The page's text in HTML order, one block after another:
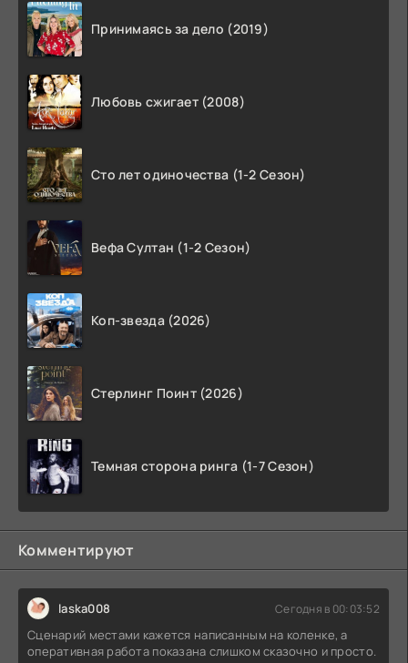
Принимаясь за дело (2019)
Любовь сжигает (2008)
Сто лет одиночества (1-2 Сезон)
Вефа Султан (1-2 Сезон)
Коп-звезда (2026)
Стерлинг Поинт (2026)
Темная сторона ринга (1-7 Сезон)
Комментируют
laska008 Сегодня в 00:03:52
Сценарий местами кажется написанным на коленке, а
оперативная работа показана слишком сказочно и просто.